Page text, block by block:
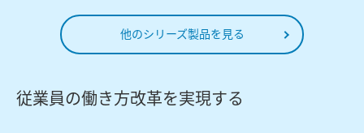
他のシリーズ製品を見る
従業員の働き方改革を実現する